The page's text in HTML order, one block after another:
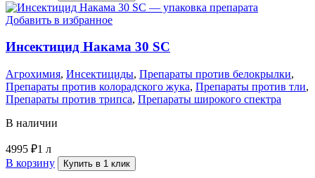
Добавить в избранное
Инсектицид Накама 30 SC
Агрохимия, Инсектициды, Препараты против белокрылки,
Препараты против колорадского жука, Препараты против тли,
Препараты против трипса, Препараты широкого спектра
В наличии
4995 ₽1 л
В корзину
Купить в 1 клик